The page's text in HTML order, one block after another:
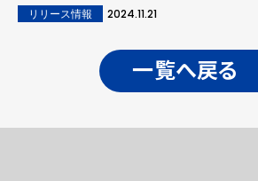
リリース情報 2024.11.21
一覧へ戻る